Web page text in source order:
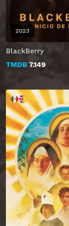
BlackBerry
TMDB 7.149
2023